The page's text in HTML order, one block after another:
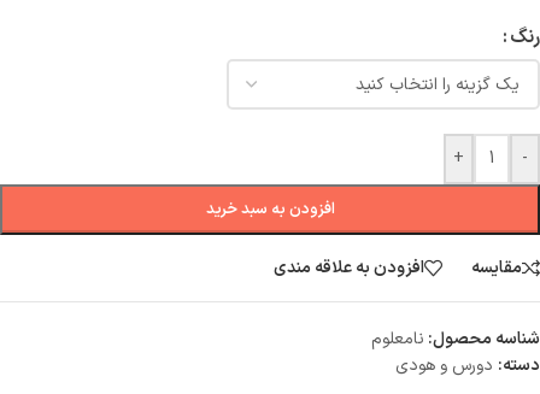
رنگ
-
+
افزودن به سبد خرید
مقایسه افزودن به علاقه مندی
شناسه محصول: نامعلوم
دسته: دورس و هودی